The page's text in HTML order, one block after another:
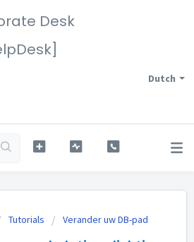
Desk
Dutch
Tutorials Verander uw DB-pad